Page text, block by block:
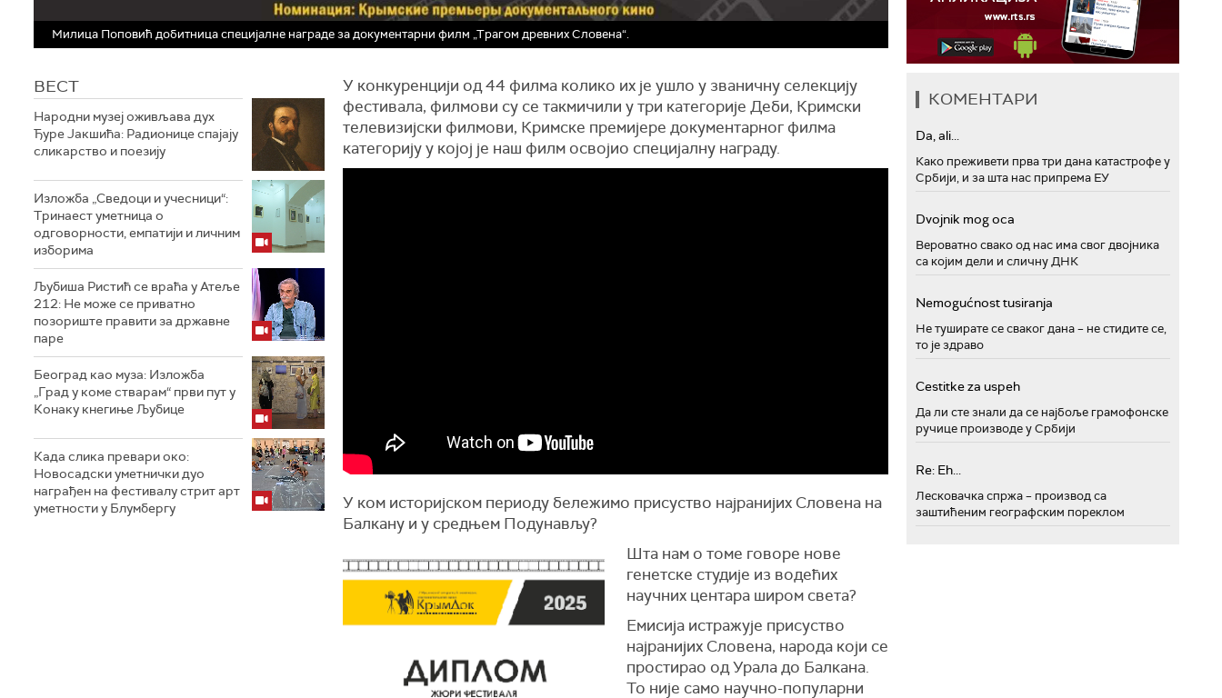
Милица Поповић добитница специјалне награде за документарни филм „Трагом древних Словена“.
ВЕСТ
Народни музеј оживљава дух
Ђуре Јакшића: Радионице спајају
сликарство и поезију
Изложба „Сведоци и учесници“:
Тринаест уметница о
одговорности, емпатији и личним
изборима
Љубиша Ристић се враћа у Атеље
212: Не може се приватно
позориште правити за државне
паре
Београд као муза: Изложба
„Град у коме стварам“ први пут у
Конаку кнегиње Љубице
Када слика превари око:
Новосадски уметнички дуо
награђен на фестивалу стрит арт
уметности у Блумбергу
У конкуренцији од 44 филма колико их је ушло у званичну селекцију
фестивала, филмови су се такмичили у три категорије Деби, Кримски
телевизијски филмови, Кримске премијере документарног филма
категорију у којој је наш филм освојио специјалну награду.
У ком историјском периоду бележимо присуство најранијих Словена на
Балкану и у средњем Подунављу?
Шта нам о томе говоре нове
генетске студије из водећих
научних центара широм света?
Емисија истражује присуство
најранијих Словена, народа који се
простирао од Урала до Балкана.
То није само научно-популарни
КОМЕНТАРИ
Da, ali...
Како преживети прва три дана катастрофе у
Србији, и за шта нас припрема ЕУ
Dvojnik mog oca
Вероватно свако од нас има свог двојника
са којим дели и сличну ДНК
Nemogućnost tusiranja
Не туширате се сваког дана – не стидите се,
то је здраво
Cestitke za uspeh
Да ли сте знали да се најбоље грамофонске
ручице производе у Србији
Re: Eh...
Лесковачка спржа – производ са
заштићеним географским пореклом